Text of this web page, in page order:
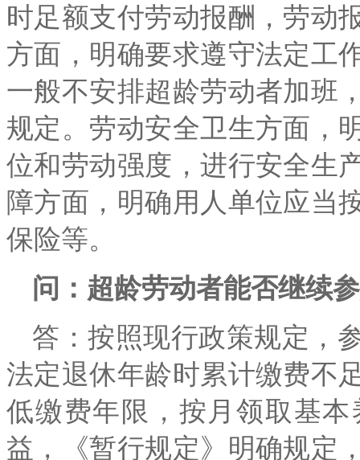
时足额支付劳动报酬，劳动
方面，明确要求遵守法定工
一般不安排超龄劳动者加班
规定。劳动安全卫生方面，
位和劳动强度，进行安全生
障方面，明确用人单位应当
保险等。
问：超龄劳动者能否继续
答：按照现行政策规定，
法定退休年龄时累计缴费不
低缴费年限，按月领取基
益，《暂行规定》明确规定